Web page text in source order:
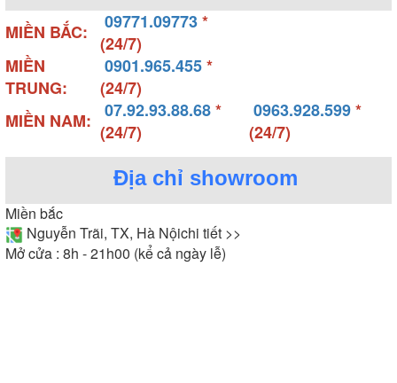
MIỀN BẮC: 09771.09773*
(24/7)
MIỀN
TRUNG:
0901.965.455*
(24/7)
MIỀN NAM:
07.92.93.88.68*
(24/7)
0963.928.599*
(24/7)
Địa chỉ showroom
Miền bắc
Nguyễn Trãi, TX, Hà Nộichi tiết >>
Mở cửa : 8h - 21h00 (kể cả ngày lễ)